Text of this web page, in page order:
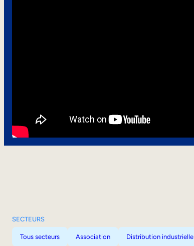
SECTEURS
Tous secteurs Association Distribution industrielle